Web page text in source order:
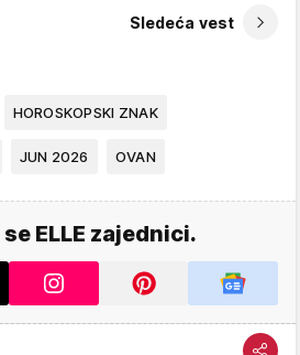
Sledeća vest
HOROSKOPSKI ZNAK
JUN 2026 OVAN
ELLE zajednici.